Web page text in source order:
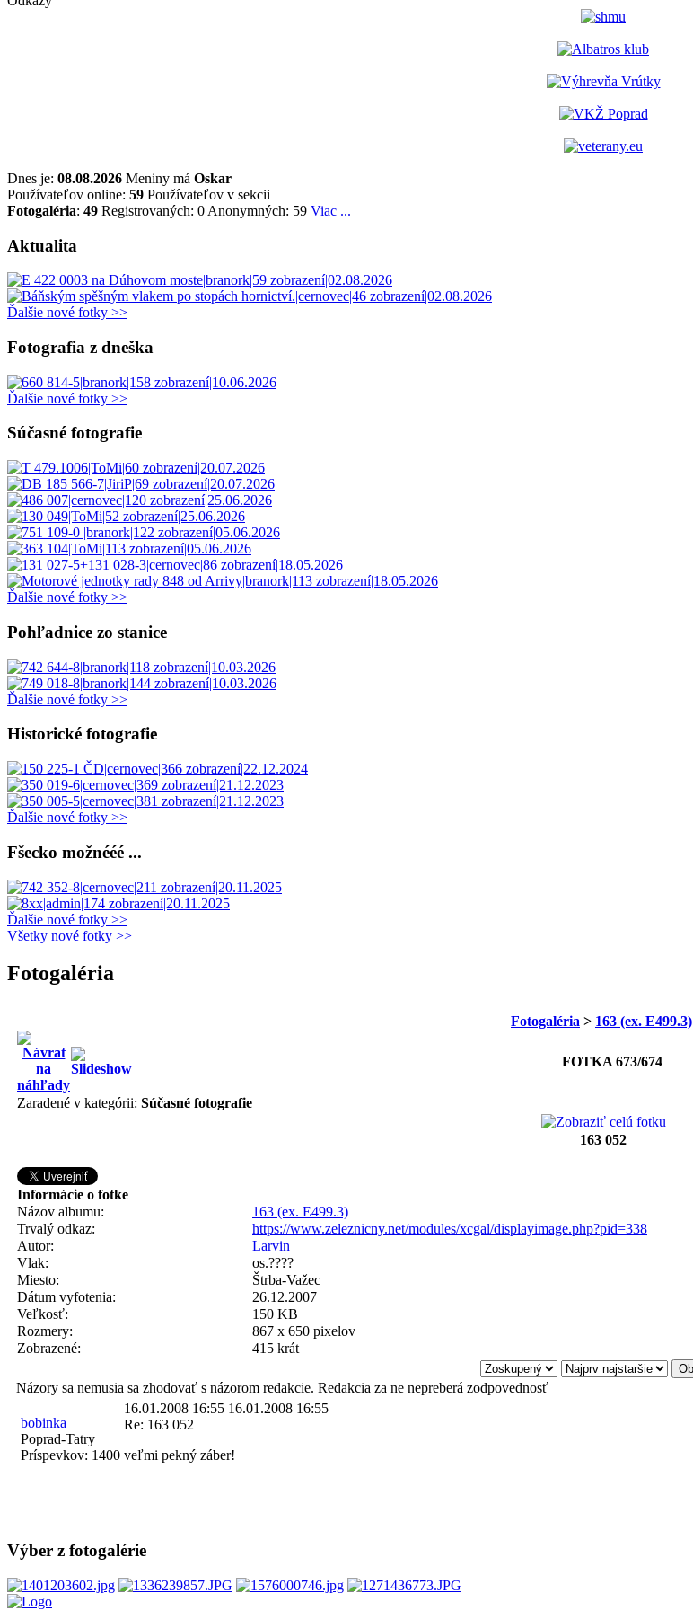
Dnes je: 08.08.2026 Meniny má Oskar
Používateľov online: 59 Používateľov v sekcii
Fotogaléria: 49 Registrovaných: 0 Anonymných: 59 Viac ...
Aktualita
Ďalšie nové fotky >>
Fotografia z dneška
Ďalšie nové fotky >>
Súčasné fotografie
Ďalšie nové fotky >>
Pohľadnice zo stanice
Ďalšie nové fotky >>
Historické fotografie
Ďalšie nové fotky >>
Fšecko možnééé ...
Ďalšie nové fotky >>
Všetky nové fotky >>
Fotogaléria
Fotogaléria > 163 (ex. E499.3)
FOTKA 673/674
Zaradené v kategórii: Súčasné fotografie
163 052
Informácie o fotke
Názov albumu:
163 (ex. E499.3)
Trvalý odkaz:
https://www.zeleznicny.net/modules/xcgal/displayimage.php?pid=338
Autor:
Larvin
Vlak:
os.????
Miesto:
Štrba-Važec
Dátum vyfotenia:
26.12.2007
Veľkosť:
150 KB
Rozmery:
867 x 650 pixelov
Zobrazené:
415 krát
Názory sa nemusia sa zhodovať s názorom redakcie. Redakcia za ne nepreberá zodpovednosť
bobinka
Poprad-Tatry
Príspevkov: 1400
16.01.2008 16:55 16.01.2008 16:55
Re: 163 052
veľmi pekný záber!
Výber z fotogalérie